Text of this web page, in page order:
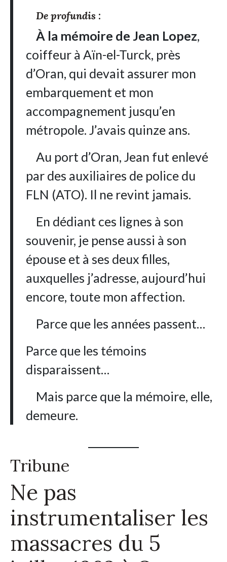
De profundis :
À la mémoire de Jean Lopez,
coiffeur à Aïn-el-Turck, près
d’Oran, qui devait assurer mon
embarquement et mon
accompagnement jusqu’en
métropole. J’avais quinze ans.
Au port d’Oran, Jean fut enlevé
par des auxiliaires de police du
FLN (ATO). Il ne revint jamais.
En dédiant ces lignes à son
souvenir, je pense aussi à son
épouse et à ses deux filles,
auxquelles j’adresse, aujourd’hui
encore, toute mon affection.
Parce que les années passent…
Parce que les témoins
disparaissent…
Mais parce que la mémoire, elle,
demeure.
Tribune
Ne pas
instrumentaliser les
massacres du 5